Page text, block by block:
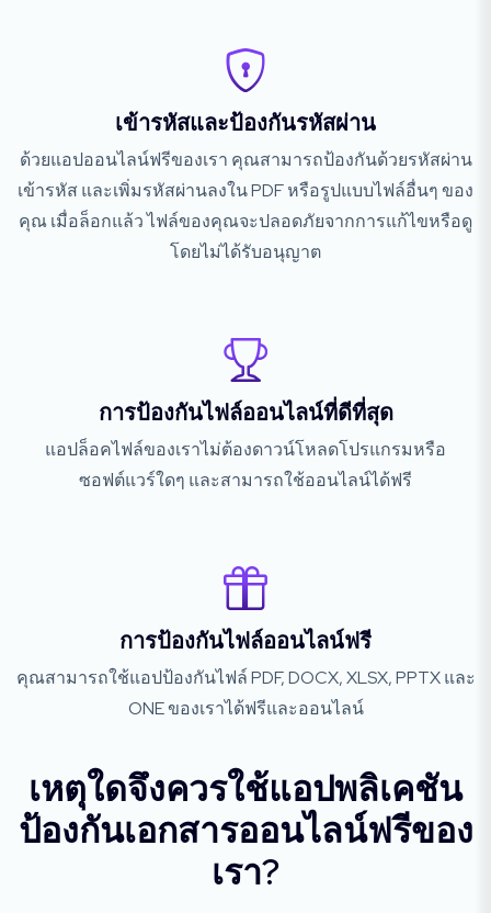
เข้ารหัสและป้องกันรหัสผ่าน
ด้วยแอปออนไลน์ฟรีของเรา คุณสามารถป้องกันด้วยรหัสผ่าน
เข้ารหัส และเพิ่มรหัสผ่านลงใน PDF หรือรูปแบบไฟล์อื่นๆ ของ
คุณ เมื่อล็อกแล้ว ไฟล์ของคุณจะปลอดภัยจากการแก้ไขหรือดู
โดยไม่ได้รับอนุญาต
การป้องกันไฟล์ออนไลน์ที่ดีที่สุด
แอปล็อคไฟล์ของเราไม่ต้องดาวน์โหลดโปรแกรมหรือ
ซอฟต์แวร์ใดๆ และสามารถใช้ออนไลน์ได้ฟรี
การป้องกันไฟล์ออนไลน์ฟรี
คุณสามารถใช้แอปป้องกันไฟล์ PDF, DOCX, XLSX, PPTX และ
ONE ของเราได้ฟรีและออนไลน์
เหตุใดจึงควรใช้แอปพลิเคชัน
ป้องกันเอกสารออนไลน์ฟรีของ
เรา?